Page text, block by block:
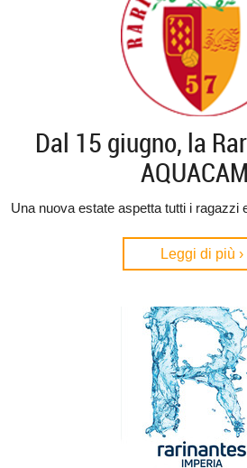
Dal 15 giugno, la
Una nuova estate aspetta tutti i ragazzi
Leggi di più ›